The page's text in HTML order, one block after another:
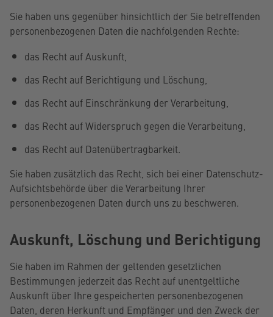
Sie haben uns gegenüber hinsichtlich der Sie betreffenden
personenbezogenen Daten die nachfolgenden Rechte:
das Recht auf Auskunft,
das Recht auf Berichtigung und Löschung,
das Recht auf Einschränkung der Verarbeitung,
das Recht auf Widerspruch gegen die Verarbeitung,
das Recht auf Datenübertragbarkeit.
Sie haben zusätzlich das Recht, sich bei einer Datenschutz-
Aufsichtsbehörde über die Verarbeitung Ihrer
personenbezogenen Daten durch uns zu beschweren.
Auskunft, Löschung und Berichtigung
Sie haben im Rahmen der geltenden gesetzlichen
Bestimmungen jederzeit das Recht auf unentgeltliche
Auskunft über Ihre gespeicherten personenbezogenen
Daten, deren Herkunft und Empfänger und den Zweck der